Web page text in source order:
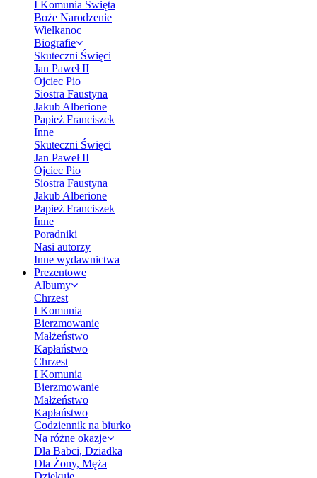
I Komunia Święta
Boże Narodzenie
Wielkanoc
Biografie
Skuteczni Święci
Jan Paweł II
Ojciec Pio
Siostra Faustyna
Jakub Alberione
Papież Franciszek
Inne
Skuteczni Święci
Jan Paweł II
Ojciec Pio
Siostra Faustyna
Jakub Alberione
Papież Franciszek
Inne
Poradniki
Nasi autorzy
Inne wydawnictwa
Prezentowe
Albumy
Chrzest
I Komunia
Bierzmowanie
Małżeństwo
Kapłaństwo
Chrzest
I Komunia
Bierzmowanie
Małżeństwo
Kapłaństwo
Codziennik na biurko
Na różne okazje
Dla Babci, Dziadka
Dla Żony, Męża